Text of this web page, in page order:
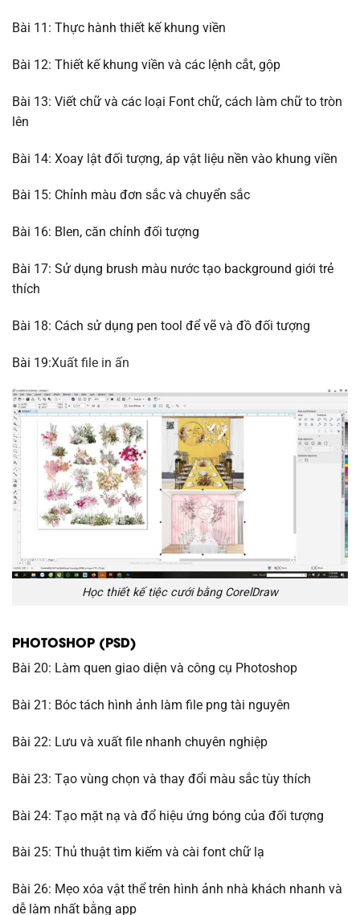
Bài 11: Thực hành thiết kế khung viền
Bài 12: Thiết kế khung viền và các lệnh cắt, gộp
Bài 13: Viết chữ và các loại Font chữ, cách làm chữ to tròn
lên
Bài 14: Xoay lật đối tượng, áp vật liệu nền vào khung viền
Bài 15: Chỉnh màu đơn sắc và chuyển sắc
Bài 16: Blen, căn chỉnh đối tượng
Bài 17: Sử dụng brush màu nước tạo background giới trẻ
thích
Bài 18: Cách sử dụng pen tool để vẽ và đồ đối tượng
Bài 19:Xuất file in ấn
Học thiết kế tiệc cưới bằng CorelDraw
PHOTOSHOP (PSD)
Bài 20: Làm quen giao diện và công cụ Photoshop
Bài 21: Bóc tách hình ảnh làm file png tài nguyên
Bài 22: Lưu và xuất file nhanh chuyên nghiệp
Bài 23: Tạo vùng chọn và thay đổi màu sắc tùy thích
Bài 24: Tạo mặt nạ và đổ hiệu ứng bóng của đối tượng
Bài 25: Thủ thuật tìm kiếm và cài font chữ lạ
Bài 26: Mẹo xóa vật thể trên hình ảnh nhà khách nhanh và
dễ làm nhất bằng app